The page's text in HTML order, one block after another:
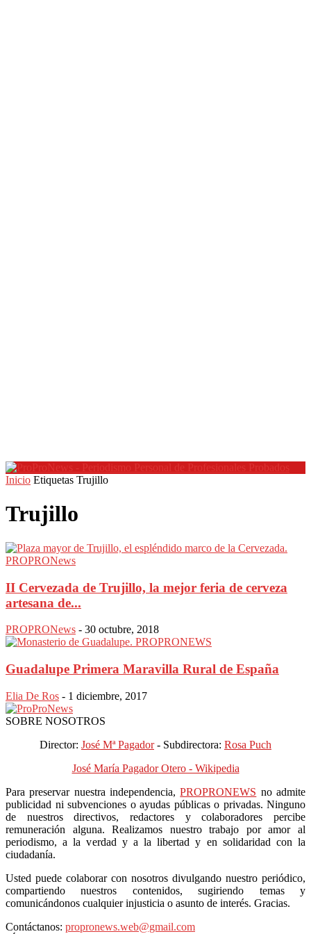
Inicio Etiquetas Trujillo
Trujillo
II Cervezada de Trujillo, la mejor feria de cerveza
artesana de...
PROPRONews - 30 octubre, 2018
Guadalupe Primera Maravilla Rural de España
Elia De Ros - 1 diciembre, 2017
SOBRE NOSOTROS
Director: José Mª Pagador- Subdirectora: Rosa Puch
José María Pagador Otero - Wikipedia
Para preservar nuestra independencia,PROPRONEWS no admite
publicidad ni subvenciones o ayudas públicas o privadas. Ninguno
de nuestros directivos, redactores y colaboradores percibe
remuneración alguna. Realizamos nuestro trabajo por amor al
periodismo, a la verdad y a la libertad y en solidaridad con la
ciudadanía.
Usted puede colaborar con nosotros divulgando nuestro periódico,
compartiendo nuestros contenidos, sugiriendo temas y
comunicándonos cualquier injusticia o asunto de interés. Gracias.
Contáctanos: propronews.web@gmail.com